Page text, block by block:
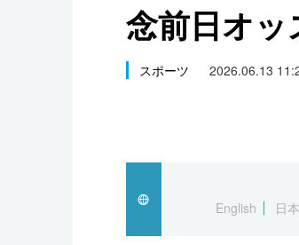
社会
文化
スポーツ・東京2020
念前日オッ
スポーツ 2026.06.13
English
日